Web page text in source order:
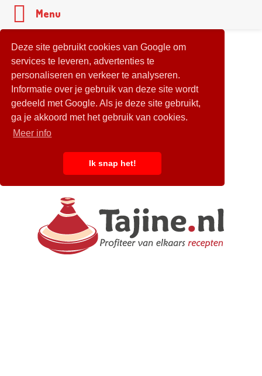
Deze site gebruikt cookies van Google om
services te leveren, advertenties te
personaliseren en verkeer te analyseren.
Informatie over je gebruik van deze site wordt
gedeeld met Google. Als je deze site gebruikt,
ga je akkoord met het gebruik van cookies.
Meer info
Ik snap het!
Menu